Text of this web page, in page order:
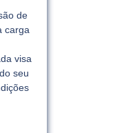
de
carga
visa
seu